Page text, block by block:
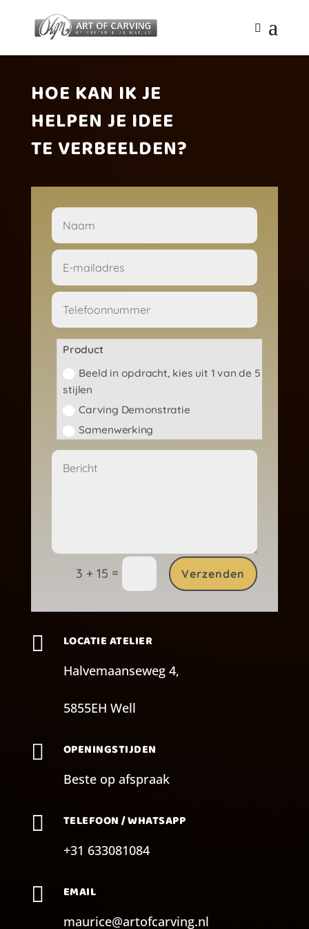
HOE KAN IK JE
HELPEN JE IDEE
TE VERBEELDEN?
Product
Beeld in opdracht, kies uit 1 van de 5
stijlen
Carving Demonstratie
Samenwerking
3 + 15 = Verzenden
 LOCATIE ATELIER
Halvemaanseweg 4,
5855EH Well
 OPENINGSTIJDEN
Beste op afspraak
 TELEFOON / WHATSAPP
+31 633081084
 EMAIL
maurice@artofcarving.nl